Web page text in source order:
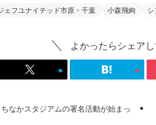
ェフユナイテッド市原・千葉 小森飛絢
よかったらシェア
ちなかスタジアムの署名活動が始まっ